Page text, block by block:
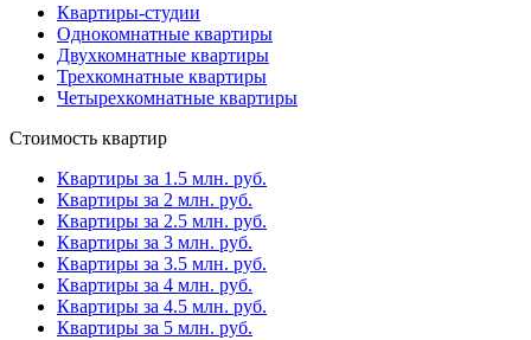
Квартиры-студии
Однокомнатные квартиры
Двухкомнатные квартиры
Трехкомнатные квартиры
Четырехкомнатные квартиры
Стоимость квартир
Квартиры за 1.5 млн. руб.
Квартиры за 2 млн. руб.
Квартиры за 2.5 млн. руб.
Квартиры за 3 млн. руб.
Квартиры за 3.5 млн. руб.
Квартиры за 4 млн. руб.
Квартиры за 4.5 млн. руб.
Квартиры за 5 млн. руб.